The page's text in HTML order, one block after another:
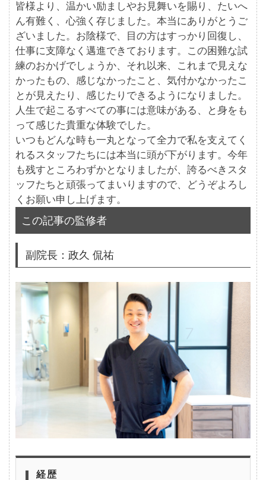
皆様より、温かい励ましやお見舞いを賜り、たいへ
ん有難く、心強く存じました。本当にありがとうご
ざいました。お陰様で、目の方はすっかり回復し、
仕事に支障なく邁進できております。この困難な試
練のおかげでしょうか、それ以来、これまで見えな
かったもの、感じなかったこと、気付かなかったこ
とが見えたり、感じたりできるようになりました。
人生で起こるすべての事には意味がある、と身をも
って感じた貴重な体験でした。
いつもどんな時も一丸となって全力で私を支えてく
れるスタッフたちには本当に頭が下がります。今年
も残すところわずかとなりましたが、誇るべきスタ
ッフたちと頑張ってまいりますので、どうぞよろし
くお願い申し上げます。
この記事の監修者
副院長：政久 侃祐
経歴